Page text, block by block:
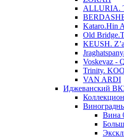
ALLURIA.
Kataro.Hin
Old
KEUSH.
Voskevaz -
Trinity.
VAN ARDI
Иджеванский
Вина